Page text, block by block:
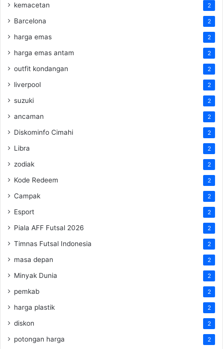
kemacetan 2
Barcelona 2
harga emas 2
harga emas antam 2
outfit kondangan 2
liverpool 2
suzuki 2
ancaman 2
Diskominfo Cimahi 2
Libra 2
zodiak 2
Kode Redeem 2
Campak 2
Esport 2
Piala AFF Futsal 2026 2
Timnas Futsal Indonesia 2
masa depan 2
Minyak Dunia 2
pemkab 2
harga plastik 2
diskon 2
potongan harga 2